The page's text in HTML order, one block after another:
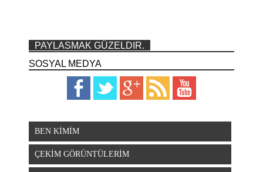
PAYLASMAK GÜZELDIR.
SOSYAL MEDYA
BEN KİMİM
ÇEKİM GÖRÜNTÜLERİM